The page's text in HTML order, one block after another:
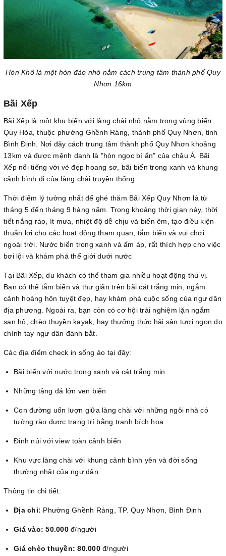
Hòn Khô là một hòn đảo nhỏ nằm cách trung tâm thành phố Quy
Nhơn 16km
Bãi Xếp
Bãi Xếp là một khu biển với làng chài nhỏ nằm trong vùng biển
Quy Hòa, thuộc phường Ghềnh Ráng, thành phố Quy Nhơn, tỉnh
Bình Định. Nơi đây cách trung tâm thành phố Quy Nhơn khoảng
13km và được mệnh danh là "hòn ngọc bí ẩn" của châu Á. Bãi
Xếp nổi tiếng với vẻ đẹp hoang sơ, bãi biển trong xanh và khung
cảnh bình dị của làng chài truyền thống.
Thời điểm lý tưởng nhất để ghé thăm Bãi Xếp Quy Nhơn là từ
tháng 5 đến tháng 9 hàng năm. Trong khoảng thời gian này, thời
tiết nắng ráo, ít mưa, nhiệt độ dễ chịu và biển êm, tạo điều kiện
thuận lợi cho các hoạt động tham quan, tắm biển và vui chơi
ngoài trời. Nước biển trong xanh và ấm áp, rất thích hợp cho việc
bơi lội và khám phá thế giới dưới nước
Tại Bãi Xếp, du khách có thể tham gia nhiều hoạt động thú vị.
Bạn có thể tắm biển và thư giãn trên bãi cát trắng mịn, ngắm
cảnh hoàng hôn tuyệt đẹp, hay khám phá cuộc sống của ngư dân
địa phương. Ngoài ra, bạn còn có cơ hội trải nghiệm lặn ngắm
san hô, chèo thuyền kayak, hay thưởng thức hải sản tươi ngon do
chính tay ngư dân đánh bắt.
Các địa điểm check in sống ảo tại đây:
Bãi biển với nước trong xanh và cát trắng mịn
Những tảng đá lớn ven biển
Con đường uốn lượn giữa làng chài với những ngôi nhà có
tường rào được trang trí bằng tranh bích họa
Đỉnh núi với view toàn cảnh biển
Khu vực làng chài với khung cảnh bình yên và đời sống
thường nhật của ngư dân
Thông tin chi tiết:
Địa chỉ: Phường Ghềnh Ráng, TP. Quy Nhơn, Bình Định
Giá vào: 50.000đ/người
Giá chèo thuyền: 80.000đ/người